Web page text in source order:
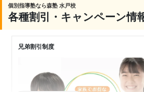
個別指導塾なら森塾 水戸校
各種割引・キャンペーン情
兄弟割引制度